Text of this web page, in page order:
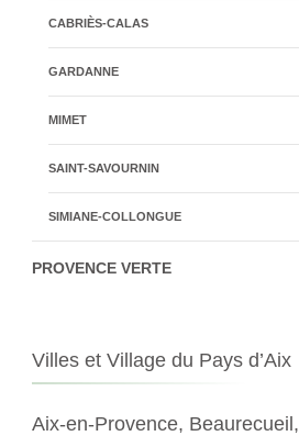
CABRIÈS-CALAS
GARDANNE
MIMET
SAINT-SAVOURNIN
SIMIANE-COLLONGUE
PROVENCE VERTE
Villes et Village du Pays d’Aix
Aix-en-Provence, Beaurecueil,